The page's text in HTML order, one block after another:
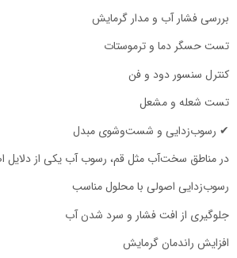
بررسی فشار آب و مدار گرمایش
تست حسگر دما و ترموستات
کنترل سنسور دود و فن
تست شعله و مشعل
✔ رسوب‌زدایی و شست‌وشوی مبدل
در مناطق سخت‌آب مثل قم، رسوب آب یکی از دلایل
رسوب‌زدایی اصولی با محلول مناسب
جلوگیری از افت فشار و سرد شدن آب
افزایش راندمان گرمایش